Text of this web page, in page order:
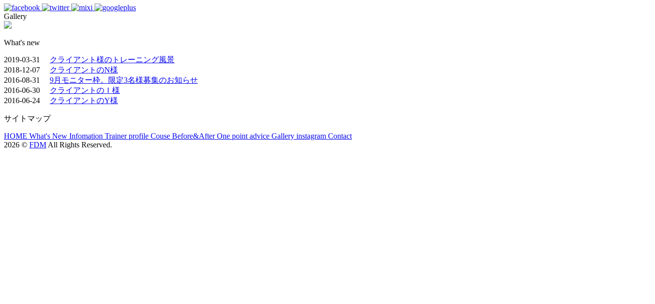
Gallery
What's new
2019-03-31
クライアント様のトレーニング風景
2018-12-07
クライアントのN様
2016-08-31
9月モニター枠。限定3名様募集のお知らせ
2016-06-30
クライアントのＩ様
2016-06-24
クライアントのY様
サイトマップ
HOME What's New Infomation Trainer profile Couse Before&After One point advice Gallery instagram Contact
2026 © FDM All Rights Reserved.